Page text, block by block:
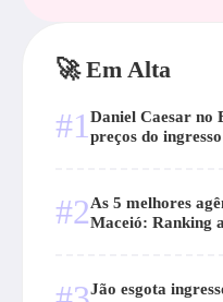
🚀 Em Alta
#1 Daniel Caesar no
preços do ingresso
#2As 5 melhores
Maceió: Ranking
Jão esgota